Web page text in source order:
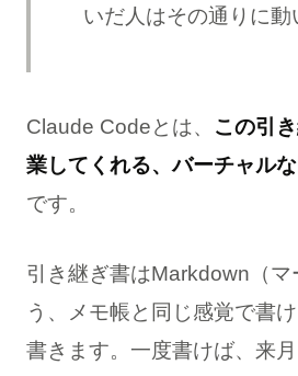
いだ人はその通りに動
Claude Codeとは、 この引
業してくれる、バーチャル
です。
引き継ぎ書はMarkdown（マ
う、メモ帳と同じ感覚で書
書きます。一度書けば、来